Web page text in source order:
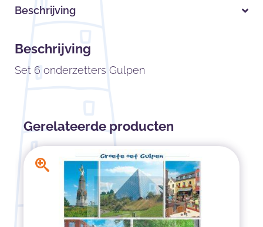
Beschrijving
Beschrijving
Set 6 onderzetters Gulpen
Gerelateerde producten